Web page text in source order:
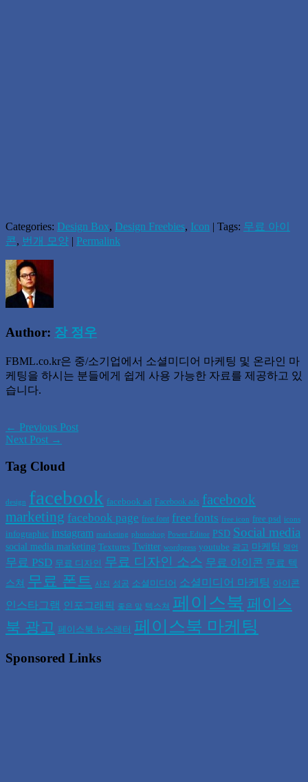
Categories: Design Box, Design Freebies, Icon | Tags: 무료 아이
콘, 번개 모양 | Permalink
Author: 장 정우
FBML.co.kr은 중/소기업에서 소셜미디어 마케팅 및 온라인 마
케팅을 하시는 분들에게 쉽게 사용 가능한 자료를 제공하고 있
습니다.
← Previous Post
Next Post →
Tag Cloud
design facebook facebook ad Facebook ads facebook
marketing facebook page free font free fonts free icon free psd icons
infographic instagram marketing photoshop Power Editor PSD Social media
social media marketing Textures Twitter wordpress youtube 광고 마케팅 명언
무료 PSD 무료 디자인 무료 디자인 소스 무료 아이콘 무료 텍
스쳐 무료 폰트 사진 성공 소셜미디어 소셜미디어 마케팅 아이콘
인스타그램 인포그래픽 좋은 말 텍스쳐 페이스북 페이스
북 광고 페이스북 뉴스레터 페이스북 마케팅
Sponsored Links